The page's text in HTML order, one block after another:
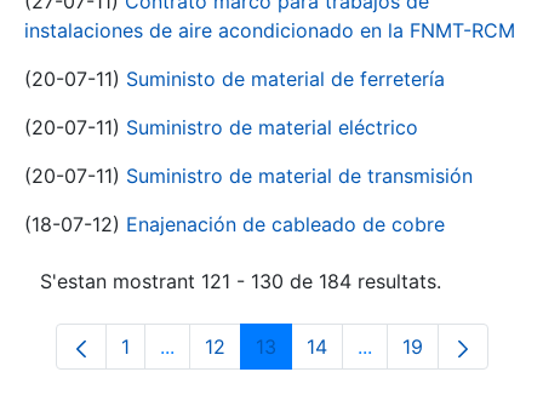
instalaciones de aire acondicionado en la FNMT-RCM
(20-07-11) Suministo de material de ferretería
(20-07-11) Suministro de material eléctrico
(20-07-11) Suministro de material de transmisión
(18-07-12) Enajenación de cableado de cobre
S'estan mostrant 121 - 130 de 184 resultats.
Pàgina
1 ...Pàgines intermèdies Utilitzeu TAB per
Pàgina
12 Pàgina
13 Pàgina
14 ...PàginesPàgina
19